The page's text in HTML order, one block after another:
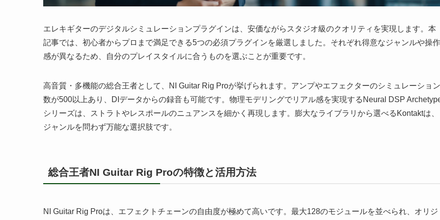
エレキギターのデジタルシミュレーションプラグインは、安価ながらスタジオ級のクオリティを実現します。本
記事では、初心者からプロまで満足できる5つの必須プラグインを厳選しました。それぞれ得意なジャンルや操作
感が異なるため、自分のプレイスタイルに合うものを選ぶことが重要です。
高音質・多機能の総合王者として、NI Guitar Rig Proが挙げられます。アンプやエフェクターのシミュレーション
数が500以上あり、DIデータからの録音も可能です。物理モデリングでリアル感を実現するNeural DSP
シリーズは、ストラトやレスポールのニュアンスを細かく再現します。膨大なライブラリから選べるKontaktは、
ジャンルを問わず万能な選択肢です。
総合王者NI Guitar Rig Proの特徴と活用方法
NI Guitar Rig Proは、エフェクトチェーンの自由度が極めて高いです。最大128のモジュールを並べられ、オリジ